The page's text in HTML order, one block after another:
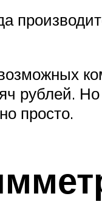
рублей. Но
просто.